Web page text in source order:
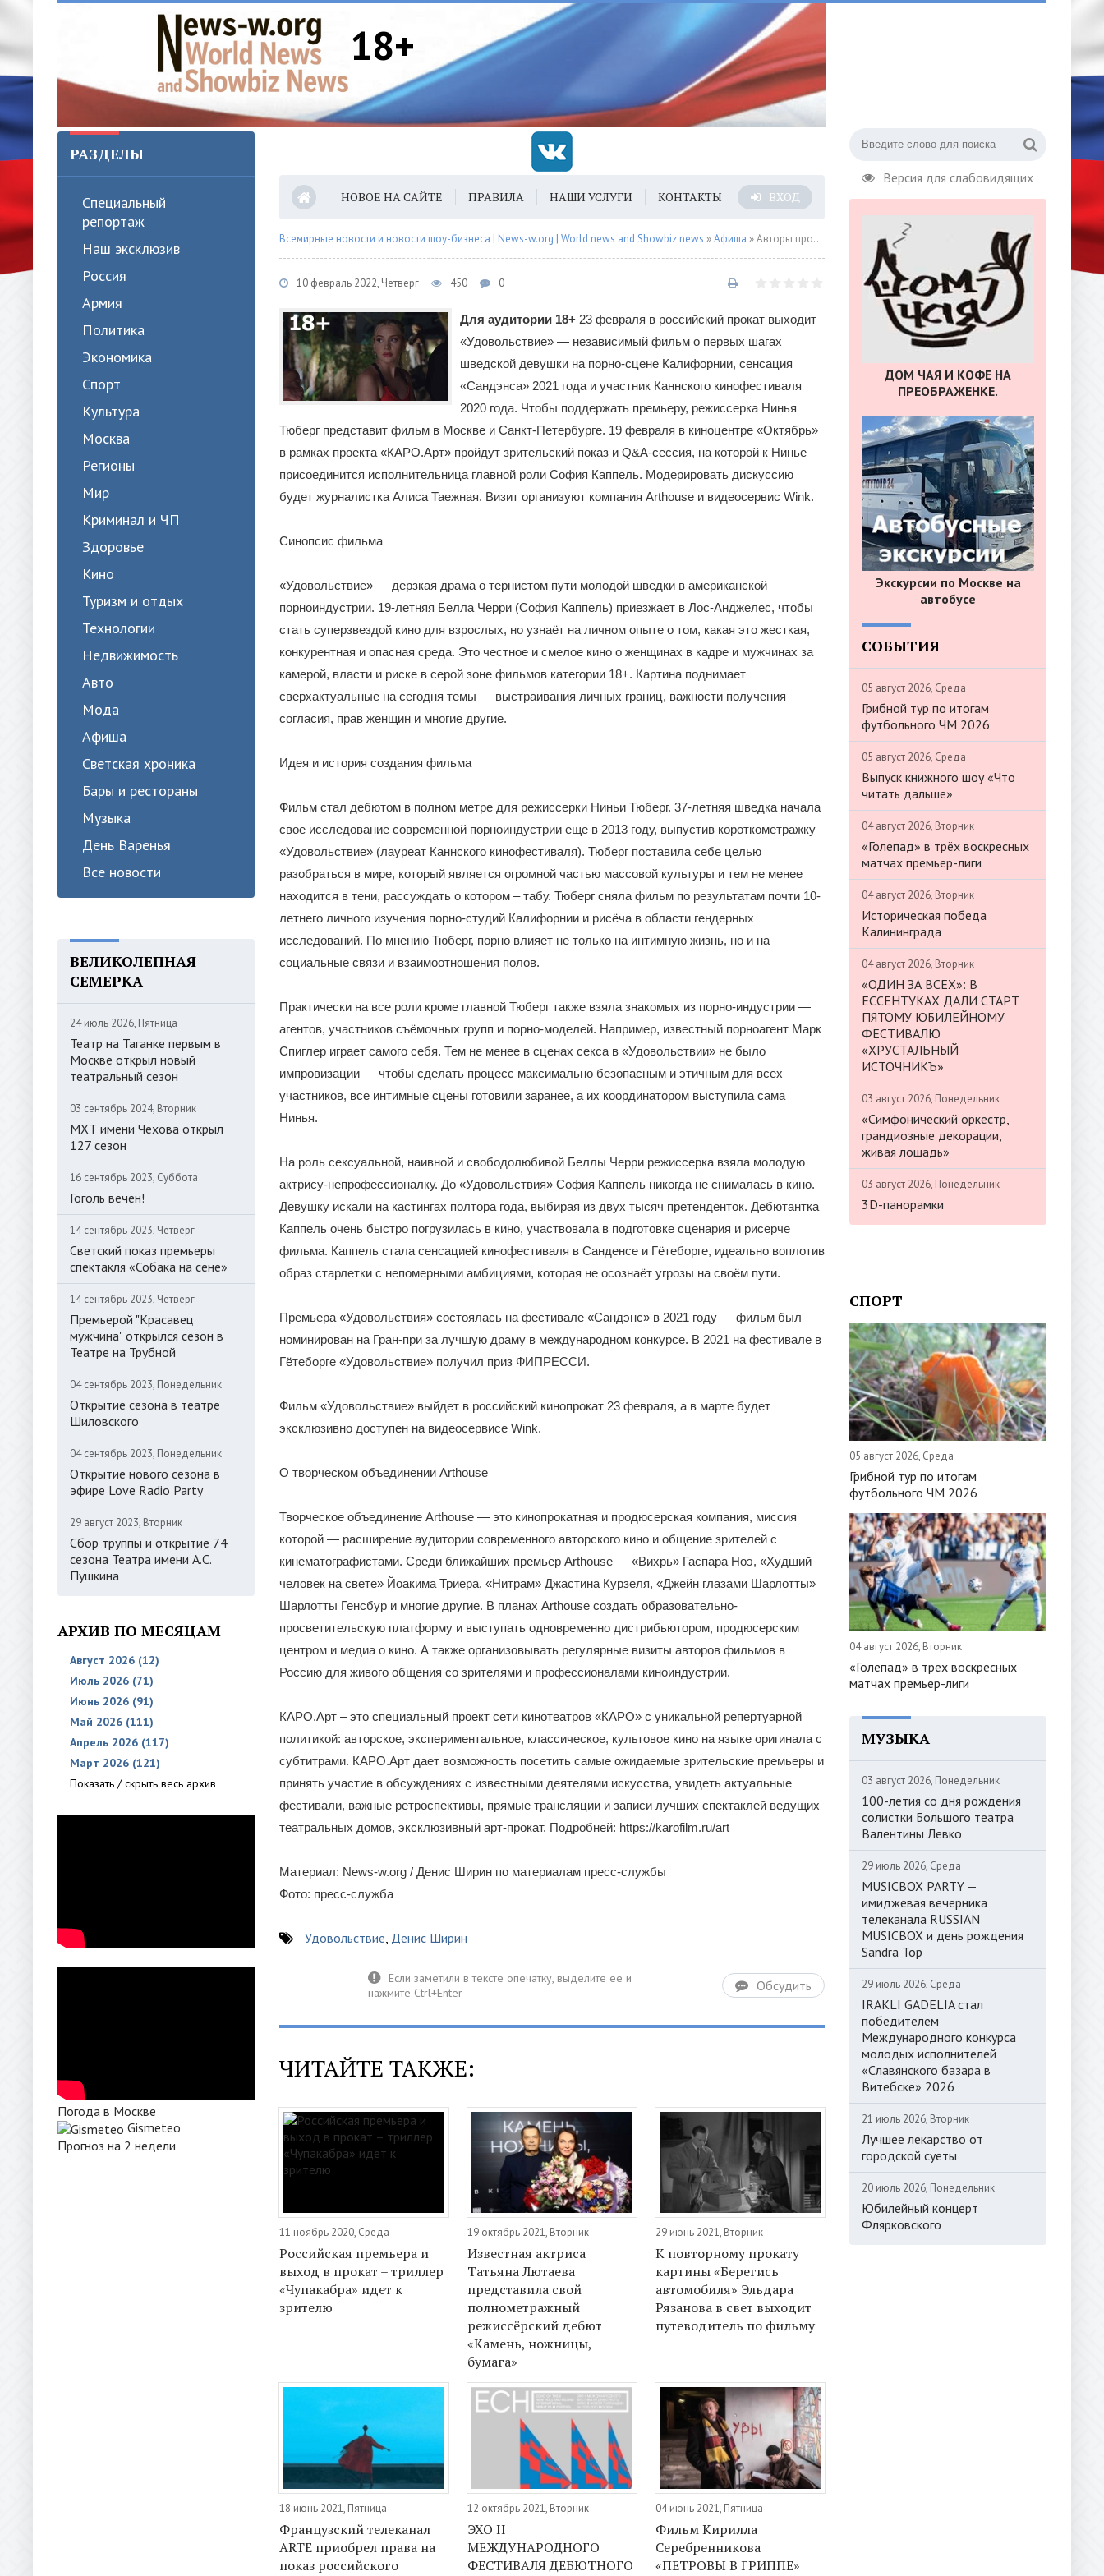
18+
Версия для слабовидящих
РАЗДЕЛЫ
Специальный
репортаж
Наш эксклюзив
Россия
Армия
Политика
Экономика
Спорт
Культура
Москва
Регионы
Мир
Криминал и ЧП
Здоровье
Кино
Туризм и отдых
Технологии
Недвижимость
Авто
Мода
Афиша
Светская хроника
Бары и рестораны
Музыка
День Варенья
Все новости
ВЕЛИКОЛЕПНАЯ
СЕМЕРКА
24 июль 2026, Пятница
Театр на Таганке первым в
Москве открыл новый
театральный сезон
03 сентябрь 2024, Вторник
МХТ имени Чехова открыл
127 сезон
16 сентябрь 2023, Суббота
Гоголь вечен!
14 сентябрь 2023, Четверг
Светский показ премьеры
спектакля «Собака на сене»
14 сентябрь 2023, Четверг
Премьерой "Красавец
мужчина" открылся сезон в
Театре на Трубной
04 сентябрь 2023, Понедельник
Открытие сезона в театре
Шиловского
04 сентябрь 2023, Понедельник
Открытие нового сезона в
эфире Love Radio Party
29 август 2023, Вторник
Сбор труппы и открытие 74
сезона Театра имени А.С.
Пушкина
АРХИВ ПО МЕСЯЦАМ
Август 2026 (12)
Июль 2026 (71)
Июнь 2026 (91)
Май 2026 (111)
Апрель 2026 (117)
Март 2026 (121)
Показать / скрыть весь архив
Погода в Москве
Gismeteo
Прогноз на 2 недели
НОВОЕ НА САЙТЕ ПРАВИЛА НАШИ УСЛУГИ КОНТАКТЫ ВХОД
Всемирные новости и новости шоу-бизнеса | News-w.org | World news and Showbiz news »Афиша » Авторы провокационный драмы «Удовольствие» посетят Россию в честь премьеры. Для аудитории 18+
10 февраль 2022, Четверг 450 0
Для аудитории 18+ 23 февраля в российский прокат выходит
«Удовольствие» — независимый фильм о первых шагах
шведской девушки на порно-сцене Калифорнии, сенсация
«Сандэнса» 2021 года и участник Каннского кинофестиваля
2020 года. Чтобы поддержать премьеру, режиссерка Нинья
Тюберг представит фильм в Москве и Санкт-Петербурге. 19 февраля в киноцентре «Октябрь»
в рамках проекта «КАРО.Арт» пройдут зрительский показ и Q&A-сессия, на которой к Нинье
присоединится исполнительница главной роли София Каппель. Модерировать дискуссию
будет журналистка Алиса Таежная. Визит организуют компания Arthouse и видеосервис Wink.
Синопсис фильма
«Удовольствие» — дерзкая драма о тернистом пути молодой шведки в американской
порноиндустрии. 19-летняя Белла Черри (София Каппель) приезжает в Лос-Анджелес, чтобы
стать суперзвездой кино для взрослых, но узнаёт на личном опыте о том, какая это жесткая,
конкурентная и опасная среда. Это честное и смелое кино о женщинах в кадре и мужчинах за
камерой, власти и риске в серой зоне фильмов категории 18+. Картина поднимает
сверхактуальные на сегодня темы — выстраивания личных границ, важности получения
согласия, прав женщин и многие другие.
Идея и история создания фильма
Фильм стал дебютом в полном метре для режиссерки Ниньи Тюберг. 37-летняя шведка начала
свое исследование современной порноиндустрии еще в 2013 году, выпустив короткометражку
«Удовольствие» (лауреат Каннского кинофестиваля). Тюберг поставила себе целью
разобраться в мире, который является огромной частью массовой культуры и тем не менее
находится в тени, рассуждать о котором – табу. Тюберг сняла фильм по результатам почти 10-
летнего личного изучения порно-студий Калифорнии и рисёча в области гендерных
исследований. По мнению Тюберг, порно влияет не только на интимную жизнь, но и на
социальные связи и взаимоотношения полов.
Практически на все роли кроме главной Тюберг также взяла знакомых из порно-индустрии —
агентов, участников съёмочных групп и порно-моделей. Например, известный порноагент Марк
Спиглер играет самого себя. Тем не менее в сценах секса в «Удовольствии» не было
импровизации — чтобы сделать процесс максимально безопасным и этичным для всех
участников, все интимные сцены готовили заранее, а их координатором выступила сама
Нинья.
На роль сексуальной, наивной и свободолюбивой Беллы Черри режиссерка взяла молодую
актрису-непрофессионалку. До «Удовольствия» София Каппель никогда не снималась в кино.
Девушку искали на кастингах полтора года, выбирая из двух тысяч претенденток. Дебютантка
Каппель очень быстро погрузилась в кино, участвовала в подготовке сценария и рисерче
фильма. Каппель стала сенсацией кинофестиваля в Санденсе и Гётеборге, идеально воплотив
образ старлетки с непомерными амбициями, которая не осознаёт угрозы на своём пути.
Премьера «Удовольствия» состоялась на фестивале «Сандэнс» в 2021 году — фильм был
номинирован на Гран-при за лучшую драму в международном конкурсе. В 2021 на фестивале в
Гётеборге «Удовольствие» получил приз ФИПРЕССИ.
Фильм «Удовольствие» выйдет в российский кинопрокат 23 февраля, а в марте будет
эксклюзивно доступен на видеосервисе Wink.
О творческом объединении Arthouse
Творческое объединение Arthouse — это кинопрокатная и продюсерская компания, миссия
которой — расширение аудитории современного авторского кино и общение зрителей с
кинематографистами. Среди ближайших премьер Arthouse — «Вихрь» Гаспара Ноэ, «Худший
человек на свете» Йоакима Триера, «Нитрам» Джастина Курзеля, «Джейн глазами Шарлотты»
Шарлотты Генсбур и многие другие. В планах Arthouse создать образовательно-
просветительскую платформу и выступать одновременно дистрибьютором, продюсерским
центром и медиа о кино. А также организовывать регулярные визиты авторов фильмов в
Россию для живого общения со зрителями и профессионалами киноиндустрии.
КАРО.Арт – это специальный проект сети кинотеатров «КАРО» с уникальной репертуарной
политикой: авторское, экспериментальное, классическое, культовое кино на языке оригинала с
субтитрами. КАРО.Арт дает возможность посетить самые ожидаемые зрительские премьеры и
принять участие в обсуждениях с известными деятелями искусства, увидеть актуальные
фестивали, важные ретроспективы, прямые трансляции и записи лучших спектаклей ведущих
театральных домов, эксклюзивный арт-прокат. Подробней: https://karofilm.ru/art
Материал: News-w.org / Денис Ширин по материалам пресс-службы
Фото: пресс-служба
Удовольствие, Денис Ширин
Обсудить
ЧИТАЙТЕ ТАКЖЕ:
11 ноябрь 2020, Среда
Российская премьера и
выход в прокат – триллер
«Чупакабра» идет к
зрителю
19 октябрь 2021, Вторник
Известная актриса
Татьяна Лютаева
представила свой
полнометражный
режиссёрский дебют
«Камень, ножницы,
бумага»
29 июнь 2021, Вторник
К повторному прокату
картины «Берегись
автомобиля» Эльдара
Рязанова в свет выходит
путеводитель по фильму
18 июнь 2021, Пятница
Французский телеканал
ARTE приобрел права на
показ российского
12 октябрь 2021, Вторник
ЭХО II
МЕЖДУНАРОДНОГО
ФЕСТИВАЛЯ ДЕБЮТНОГО
04 июнь 2021, Пятница
Фильм Кирилла
Серебренникова
«ПЕТРОВЫ В ГРИППЕ»
ДОМ ЧАЯ И КОФЕ НА
ПРЕОБРАЖЕНКЕ.
Экскурсии по Москве на
автобусе
СОБЫТИЯ
05 август 2026, Среда
Грибной тур по итогам
футбольного ЧМ 2026
05 август 2026, Среда
Выпуск книжного шоу «Что
читать дальше»
04 август 2026, Вторник
«Голепад» в трёх воскресных
матчах премьер-лиги
04 август 2026, Вторник
Историческая победа
Калининграда
04 август 2026, Вторник
«ОДИН ЗА ВСЕХ»: В
ЕССЕНТУКАХ ДАЛИ СТАРТ
ПЯТОМУ ЮБИЛЕЙНОМУ
ФЕСТИВАЛЮ
«ХРУСТАЛЬНЫЙ
ИСТОЧНИКЪ»
03 август 2026, Понедельник
«Симфонический оркестр,
грандиозные декорации,
живая лошадь»
03 август 2026, Понедельник
3D-панорамки
СПОРТ
05 август 2026, Среда
Грибной тур по итогам
футбольного ЧМ 2026
04 август 2026, Вторник
«Голепад» в трёх воскресных
матчах премьер-лиги
МУЗЫКА
03 август 2026, Понедельник
100-летия со дня рождения
солистки Большого театра
Валентины Левко
29 июль 2026, Среда
MUSICBOX PARTY —
имиджевая вечерника
телеканала RUSSIAN
MUSICBOX и день рождения
Sandra Top
29 июль 2026, Среда
IRAKLI GADELIA стал
победителем
Международного конкурса
молодых исполнителей
«Славянского базара в
Витебске» 2026
21 июль 2026, Вторник
Лучшее лекарство от
городской суеты
20 июль 2026, Понедельник
Юбилейный концерт
Флярковского